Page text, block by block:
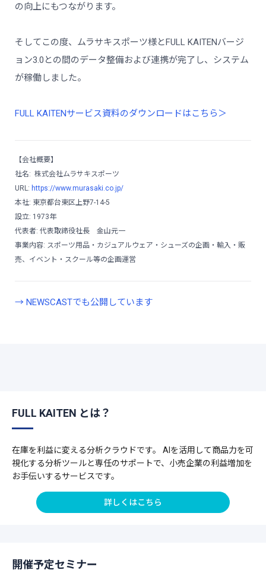
の向上にもつながります。
そしてこの度、ムラサキスポーツ様とFULL KAITENバージ
ョン3.0との間のデータ整備および連携が完了し、システム
が稼働しました。
FULL KAITENサービス資料のダウンロードはこちら＞
【会社概要】
社名: 株式会社ムラサキスポーツ
URL: https://www.murasaki.co.jp/
本社: 東京都台東区上野7-14-5
設立: 1973年
代表者: 代表取締役社長 金山元一
事業内容: スポーツ用品・カジュアルウェア・シューズの企画・輸入・販
売、イベント・スクール等の企画運営
→ NEWSCASTでも公開しています
FULL KAITEN とは？
在庫を利益に変える分析クラウドです。 AIを活用して商品力を可
視化する分析ツールと専任のサポートで、小売企業の利益増加を
お手伝いするサービスです。
詳しくはこちら
開催予定セミナー